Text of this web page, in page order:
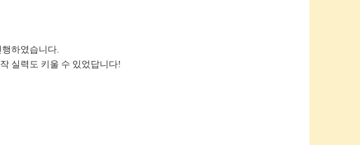
하였습니다.
실력도 키울 수 있었답니다!